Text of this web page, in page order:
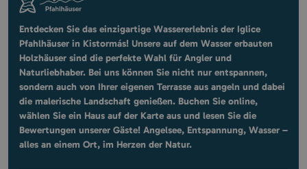
Entdecken Sie das einzigartige Wassererlebnis der Iglice
Pfahlhäuser in Kistormás! Unsere auf dem Wasser erbauten
Holzhäuser sind die perfekte Wahl für Angler und
Naturliebhaber. Bei uns können Sie nicht nur entspannen,
sondern auch von Ihrer eigenen Terrasse aus angeln und dabei
die malerische Landschaft genießen. Buchen Sie online,
wählen Sie ein Haus auf der Karte aus und lesen Sie die
Bewertungen unserer Gäste! Angelsee, Entspannung, Wasser –
alles an einem Ort, im Herzen der Natur.